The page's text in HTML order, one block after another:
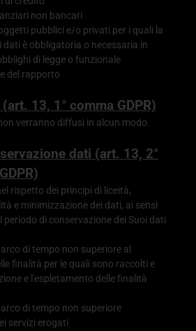
non bancari
pubblici e/o privati per i quali la
dati è obbligatoria o necessaria in
di legge o funzionale
del rapporto
13, 1° comma GDPR)
verranno diffusi in alcun modo.
dati (art. 13, 2°
rispetto dei principi di liceità,
e minimizzazione dei dati, ai sensi
periodo di conservazione dei Suoi dati
di tempo non superiore al
finalità per le quali sono raccolti e
e l'espletamento delle finalità
di tempo non superiore
servizi erogati